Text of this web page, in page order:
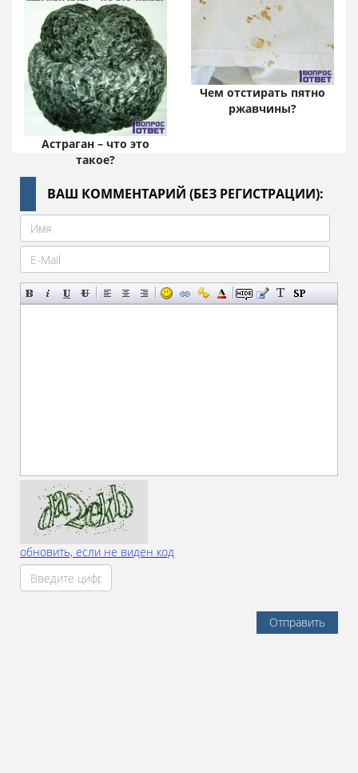
Астраган – что это
такое?
Чем отстирать пятно
ржавчины?
ВАШ КОММЕНТАРИЙ (БЕЗ РЕГИСТРАЦИИ):
обновить, если не виден код
Отправить